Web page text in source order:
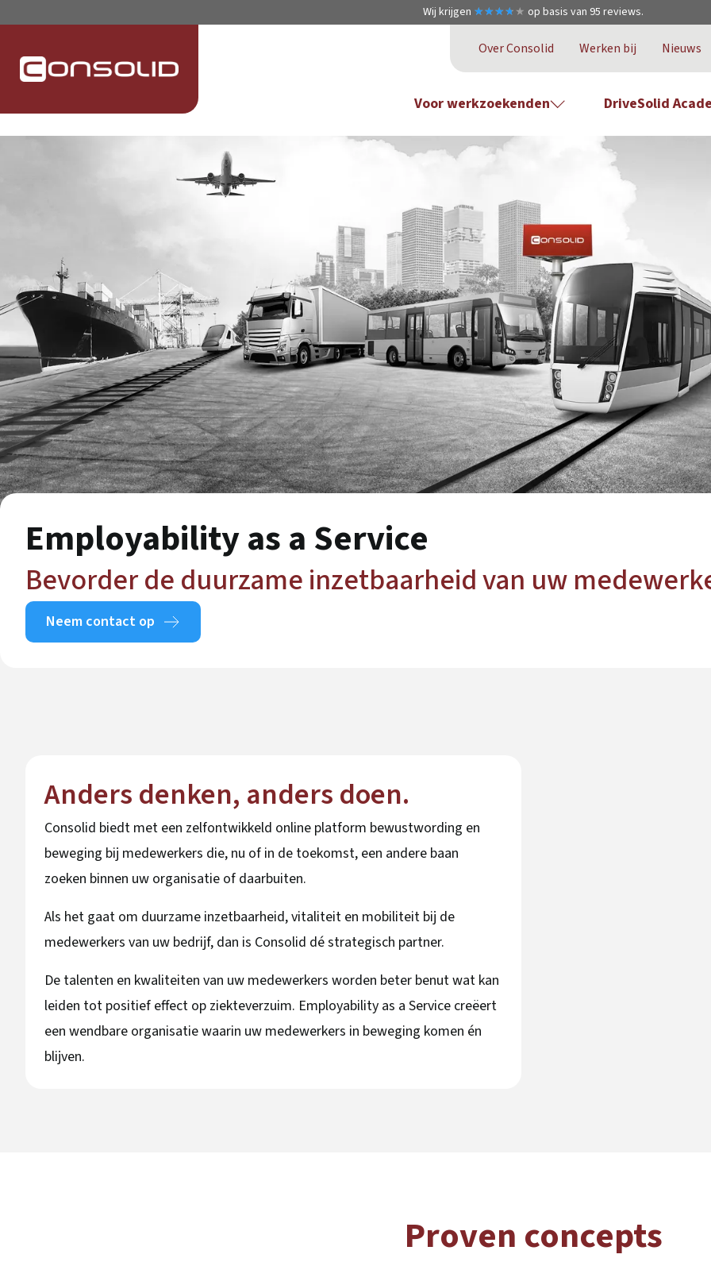
Wij krijgen ★
★★
★★
★★
★ ★
★ op basis van 95 reviews.
Over Consolid Werken bij Nieuws
Voor werkzoekenden DriveSolid
Employability as a Service
Bevorder de duurzame inzetbaarheid van uw
Neem contact op
Anders denken, anders doen.
Consolid biedt met een zelfontwikkeld online platform bewustwording en
beweging bij medewerkers die, nu of in de toekomst, een andere baan
zoeken binnen uw organisatie of daarbuiten.
Als het gaat om duurzame inzetbaarheid, vitaliteit en mobiliteit bij de
medewerkers van uw bedrijf, dan is Consolid dé strategisch partner.
De talenten en kwaliteiten van uw medewerkers worden beter benut wat kan
leiden tot positief effect op ziekteverzuim. Employability as a Service creëert
een wendbare organisatie waarin uw medewerkers in beweging komen én
blijven.
Proven concepts